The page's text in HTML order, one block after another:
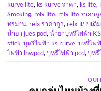
kurve lite, ks kurve ราคา, ks lite,
Smoking, relx lite, relx lite ราคาถู
ทรมาน, relx ราคาถูก, relx แบบเติ
น้ำยา jues pod, น้ำยาบุหรี่ไฟฟ้า KS,
stick, บุหรี่ไฟฟ้า ks kurve, บุหรี่ไฟฟ้
ไฟฟ้า lnwpod, บุหรี่ไฟฟ้า pod, บุหรี่